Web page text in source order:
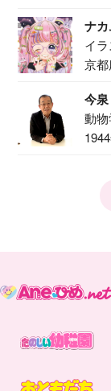
ナ
イ
京
今
動